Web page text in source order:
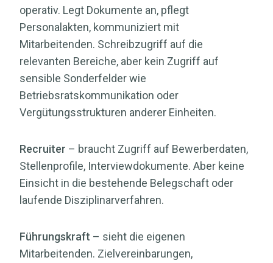
operativ. Legt Dokumente an, pflegt
Personalakten, kommuniziert mit
Mitarbeitenden. Schreibzugriff auf die
relevanten Bereiche, aber kein Zugriff auf
sensible Sonderfelder wie
Betriebsratskommunikation oder
Vergütungsstrukturen anderer Einheiten.
Recruiter – braucht Zugriff auf Bewerberdaten,
Stellenprofile, Interviewdokumente. Aber keine
Einsicht in die bestehende Belegschaft oder
laufende Disziplinarverfahren.
Führungskraft – sieht die eigenen
Mitarbeitenden. Zielvereinbarungen,